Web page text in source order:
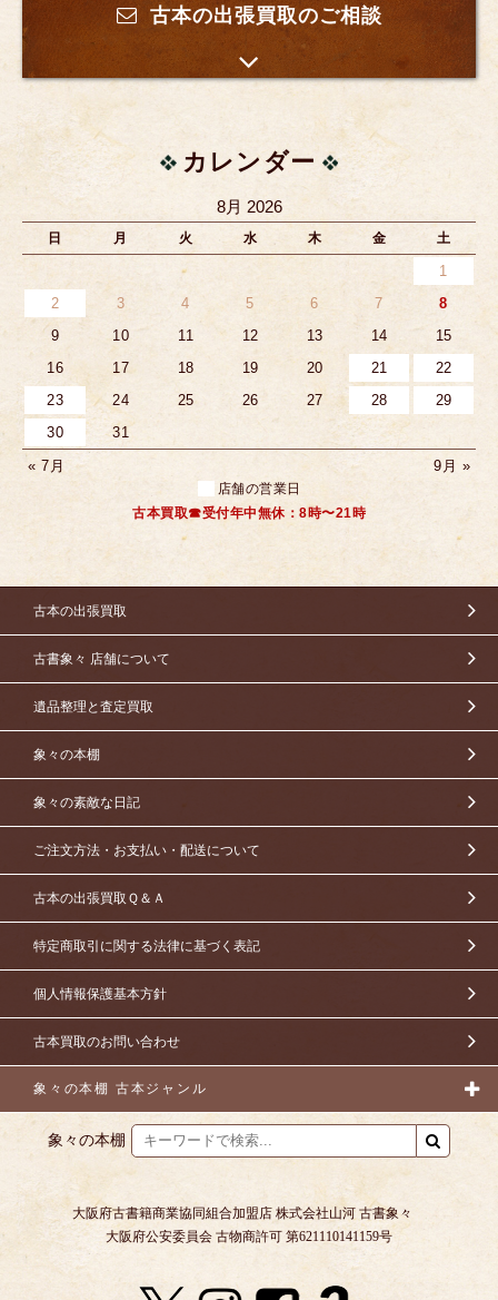
古本の出張買取のご相談
カレンダー
8月 2026
日 月 火 水 木 金 土
1
2
3 4 5 6 7
8
9
10 11 12 13 14
15
16
17 18 19 20 21
22
23
24 25 26 27 28
29
30
31
« 7月
9月 »
店舗の営業日
古本買取☎受付年中無休：8時〜21時
古本の出張買取
古書象々 店舗について
遺品整理と査定買取
象々の本棚
象々の素敵な日記
ご注文方法・お支払い・配送について
古本の出張買取Ｑ＆Ａ
特定商取引に関する法律に基づく表記
個人情報保護基本方針
古本買取のお問い合わせ
象々の本棚 古本ジャンル
象々の本棚
大阪府古書籍商業協同組合加盟店 株式会社山河 古書象々
大阪府公安委員会 古物商許可 第621110141159号